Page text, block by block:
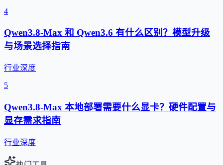
4
Qwen3.8-Max 和 Qwen3.6 有什么区别？模型升级
与场景选择指南
行业深度
5
Qwen3.8-Max 本地部署需要什么显卡？硬件配置与
显存需求指南
行业深度